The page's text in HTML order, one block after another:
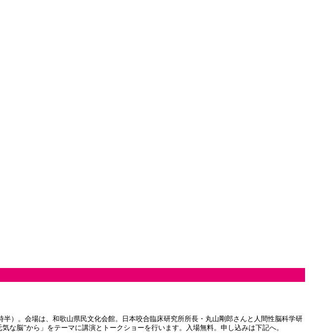
）。会場は、和歌山県民文化会館。日本咬合臨床研究所所長・丸山剛郎さんと人間性脳科学研
な脳”から」をテーマに講演とトークショーを行います。入場無料。申し込みは下記へ。